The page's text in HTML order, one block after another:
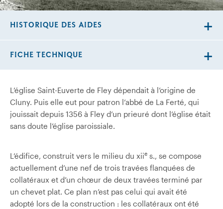
L’église Saint-Euverte de Fley dépendait à l’origine de
Cluny. Puis elle eut pour patron l’abbé de La Ferté, qui
jouissait depuis 1356 à Fley d’un prieuré dont l’église était
sans doute l’église paroissiale.
L’édifice, construit vers le milieu du xiie s., se compose
actuellement d’une nef de trois travées flanquées de
collatéraux et d’un chœur de deux travées terminé par
un chevet plat. Ce plan n’est pas celui qui avait été
adopté lors de la construction : les collatéraux ont été
HISTORIQUE DES AIDES
FICHE TECHNIQUE